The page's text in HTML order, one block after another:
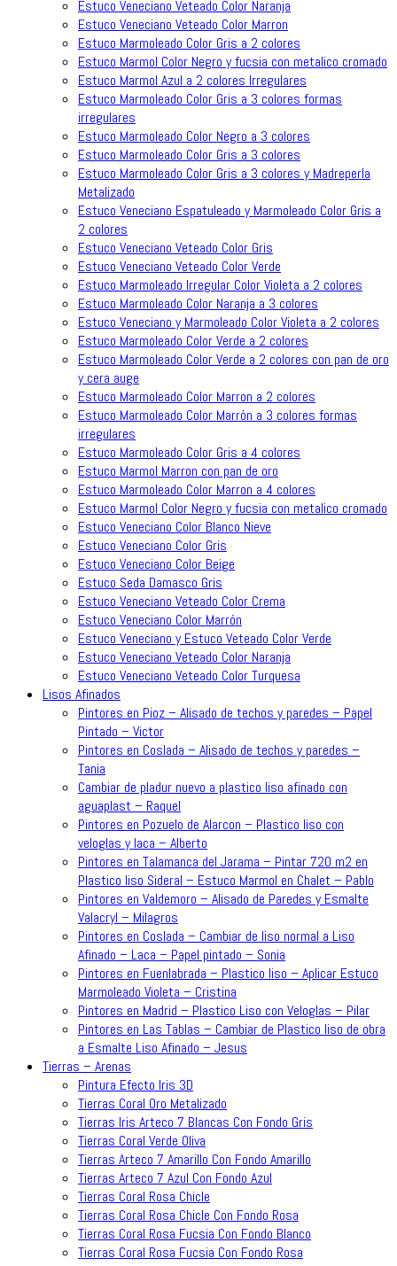
Estuco Veneciano Veteado Color Naranja
Estuco Veneciano Veteado Color Marron
Estuco Marmoleado Color Gris a 2 colores
Estuco Marmol Color Negro y fucsia con metalico cromado
Estuco Marmol Azul a 2 colores Irregulares
Estuco Marmoleado Color Gris a 3 colores formas
irregulares
Estuco Marmoleado Color Negro a 3 colores
Estuco Marmoleado Color Gris a 3 colores
Estuco Marmoleado Color Gris a 3 colores y Madreperla
Metalizado
Estuco Veneciano Espatuleado y Marmoleado Color Gris a
2 colores
Estuco Veneciano Veteado Color Gris
Estuco Veneciano Veteado Color Verde
Estuco Marmoleado Irregular Color Violeta a 2 colores
Estuco Marmoleado Color Naranja a 3 colores
Estuco Veneciano y Marmoleado Color Violeta a 2 colores
Estuco Marmoleado Color Verde a 2 colores
Estuco Marmoleado Color Verde a 2 colores con pan de oro
y cera auge
Estuco Marmoleado Color Marron a 2 colores
Estuco Marmoleado Color Marrón a 3 colores formas
irregulares
Estuco Marmoleado Color Gris a 4 colores
Estuco Marmol Marron con pan de oro
Estuco Marmoleado Color Marron a 4 colores
Estuco Marmol Color Negro y fucsia con metalico cromado
Estuco Veneciano Color Blanco Nieve
Estuco Veneciano Color Gris
Estuco Veneciano Color Beige
Estuco Seda Damasco Gris
Estuco Veneciano Veteado Color Crema
Estuco Veneciano Color Marrón
Estuco Veneciano y Estuco Veteado Color Verde
Estuco Veneciano Veteado Color Naranja
Estuco Veneciano Veteado Color Turquesa
Lisos Afinados
Pintores en Pioz – Alisado de techos y paredes – Papel
Pintado – Victor
Pintores en Coslada – Alisado de techos y paredes –
Tania
Cambiar de pladur nuevo a plastico liso afinado con
aguaplast – Raquel
Pintores en Pozuelo de Alarcon – Plastico liso con
veloglas y laca – Alberto
Pintores en Talamanca del Jarama – Pintar 720 m2 en
Plastico liso Sideral – Estuco Marmol en Chalet – Pablo
Pintores en Valdemoro – Alisado de Paredes y Esmalte
Valacryl – Milagros
Pintores en Coslada – Cambiar de liso normal a Liso
Afinado – Laca – Papel pintado – Sonia
Pintores en Fuenlabrada – Plastico liso – Aplicar Estuco
Marmoleado Violeta – Cristina
Pintores en Madrid – Plastico Liso con Veloglas – Pilar
Pintores en Las Tablas – Cambiar de Plastico liso de obra
a Esmalte Liso Afinado – Jesus
Tierras – Arenas
Pintura Efecto Iris 3D
Tierras Coral Oro Metalizado
Tierras Iris Arteco 7 Blancas Con Fondo Gris
Tierras Coral Verde Oliva
Tierras Arteco 7 Amarillo Con Fondo Amarillo
Tierras Arteco 7 Azul Con Fondo Azul
Tierras Coral Rosa Chicle
Tierras Coral Rosa Chicle Con Fondo Rosa
Tierras Coral Rosa Fucsia Con Fondo Blanco
Tierras Coral Rosa Fucsia Con Fondo Rosa